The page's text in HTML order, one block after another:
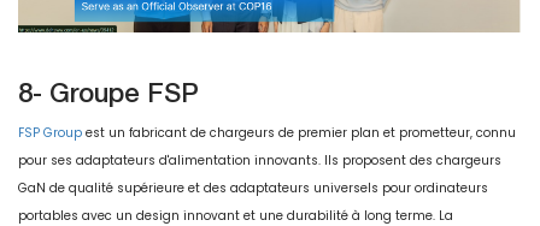
8- Groupe FSP
FSP Group est un fabricant de chargeurs de premier plan et prometteur, connu
pour ses adaptateurs d'alimentation innovants. Ils proposent des chargeurs
GaN de qualité supérieure et des adaptateurs universels pour ordinateurs
portables avec un design innovant et une durabilité à long terme. La